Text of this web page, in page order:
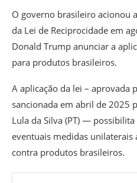
O governo brasileiro acionou
da Lei de Reciprocidade em
Donald Trump anunciar a
para produtos brasileiros.
A aplicação da lei – aprovada
sancionada em abril de 2025
Lula da Silva (PT) —
eventuais medidas
contra produtos brasileiros.